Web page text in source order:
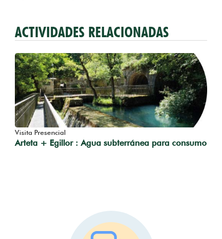
ACTIVIDADES RELACIONADAS
Visita Presencial
Arteta + Egillor : Agua subterránea para consumo